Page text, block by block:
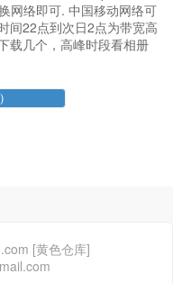
网络即可. 中国移动网络可
间22点到次日2点为带宽高
载几个，高峰时段看相册
[黄色仓库]